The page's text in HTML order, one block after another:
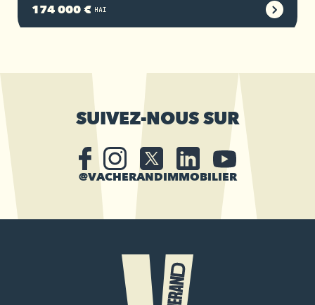
174 000 € HAI
SUIVEZ-NOUS SUR
@VACHERANDIMMOBILIER